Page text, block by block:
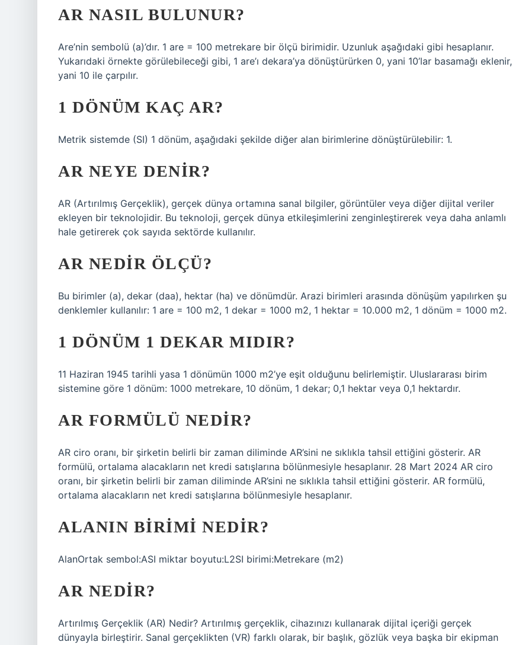
AR NASIL BULUNUR?
Are’nin sembolü (a)’dır. 1 are = 100 metrekare bir ölçü birimidir. Uzunluk aşağıdaki gibi hesaplanır.
Yukarıdaki örnekte görülebileceği gibi, 1 are’ı dekara’ya dönüştürürken 0, yani 10’lar basamağı eklenir,
yani 10 ile çarpılır.
1 DÖNÜM KAÇ AR?
Metrik sistemde (SI) 1 dönüm, aşağıdaki şekilde diğer alan birimlerine dönüştürülebilir: 1.
AR NEYE DENIR?
AR (Artırılmış Gerçeklik), gerçek dünya ortamına sanal bilgiler, görüntüler veya diğer dijital veriler
ekleyen bir teknolojidir. Bu teknoloji, gerçek dünya etkileşimlerini zenginleştirerek veya daha anlamlı
hale getirerek çok sayıda sektörde kullanılır.
AR NEDIR ÖLÇÜ?
Bu birimler (a), dekar (daa), hektar (ha) ve dönümdür. Arazi birimleri arasında dönüşüm yapılırken şu
denklemler kullanılır: 1 are = 100 m2, 1 dekar = 1000 m2, 1 hektar = 10.000 m2, 1 dönüm = 1000 m2.
1 DÖNÜM 1 DEKAR MIDIR?
11 Haziran 1945 tarihli yasa 1 dönümün 1000 m2’ye eşit olduğunu belirlemiştir. Uluslararası birim
sistemine göre 1 dönüm: 1000 metrekare, 10 dönüm, 1 dekar; 0,1 hektar veya 0,1 hektardır.
AR FORMÜLÜ NEDIR?
AR ciro oranı, bir şirketin belirli bir zaman diliminde AR’sini ne sıklıkla tahsil ettiğini gösterir. AR
formülü, ortalama alacakların net kredi satışlarına bölünmesiyle hesaplanır. 28 Mart 2024 AR ciro
oranı, bir şirketin belirli bir zaman diliminde AR’sini ne sıklıkla tahsil ettiğini gösterir. AR formülü,
ortalama alacakların net kredi satışlarına bölünmesiyle hesaplanır.
ALANIN BIRIMI NEDIR?
AlanOrtak sembol:ASI miktar boyutu:L2SI birimi:Metrekare (m2)
AR NEDIR?
Artırılmış Gerçeklik (AR) Nedir? Artırılmış gerçeklik, cihazınızı kullanarak dijital içeriği gerçek
dünyayla birleştirir. Sanal gerçeklikten (VR) farklı olarak, bir başlık, gözlük veya başka bir ekipman